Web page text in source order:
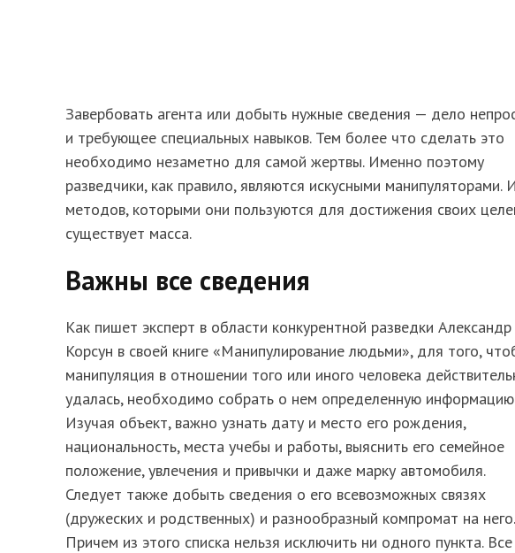
Завербовать агента или добыть нужные сведения — дело
и требующее специальных навыков. Тем более что сделать это
необходимо незаметно для самой жертвы. Именно поэтому
разведчики, как правило, являются искусными манипуляторами. И
методов, которыми они пользуются для достижения своих
существует масса.
Важны все сведения
Как пишет эксперт в области конкурентной разведки Александр
Корсун в своей книге «Манипулирование людьми», для того,
манипуляция в отношении того или иного человека
удалась, необходимо собрать о нем определенную информацию.
Изучая объект, важно узнать дату и место его рождения,
национальность, места учебы и работы, выяснить его семейное
положение, увлечения и привычки и даже марку автомобиля.
Следует также добыть сведения о его всевозможных связях
(дружеских и родственных) и разнообразный компромат на него.
Причем из этого списка нельзя исключить ни одного пункта. Все